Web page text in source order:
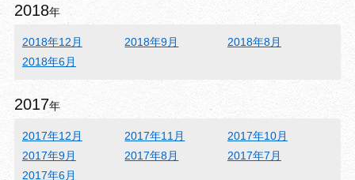
2018年
2018年12月 2018年9月
2018年8月
2018年6月
2017年
2017年12月 2017年11月
2017年10月
2017年9月
2017年8月
2017年7月
2017年6月